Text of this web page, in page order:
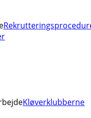
Kløverklubberne